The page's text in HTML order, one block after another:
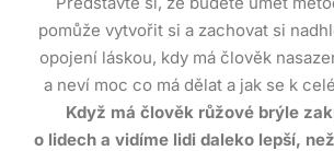
pomůže vytvořit si a zachovat si
opojení láskou, kdy má člověk
a neví moc co má dělat a jak se k
Když má člověk růžové brýle
o lidech a vidíme lidi daleko lepší,